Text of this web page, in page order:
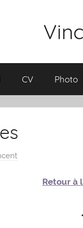
CV Photo
Retour à